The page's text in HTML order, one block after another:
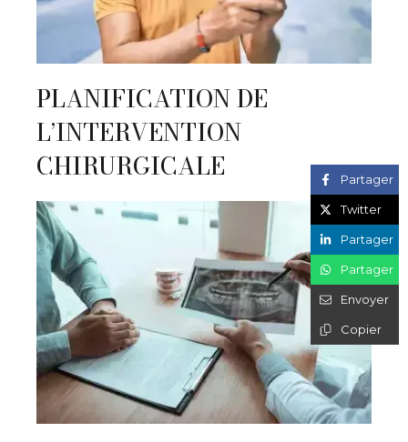
PLANIFICATION DE
L’INTERVENTION
CHIRURGICALE
Partager
Twitter
Partager
Partager
Envoyer
Copier